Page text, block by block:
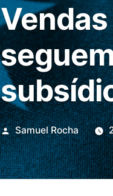
Publicado
por
Samuel Rocha